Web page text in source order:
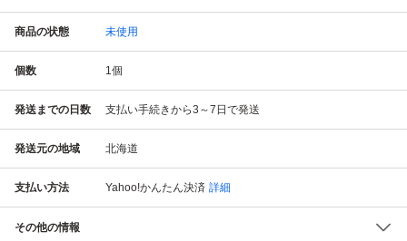
商品の状態 未使用
個数 1個
発送までの日数 支払い手続きから3～7日で発送
発送元の地域 北海道
支払い方法 Yahoo!かんたん決済 詳細
その他の情報